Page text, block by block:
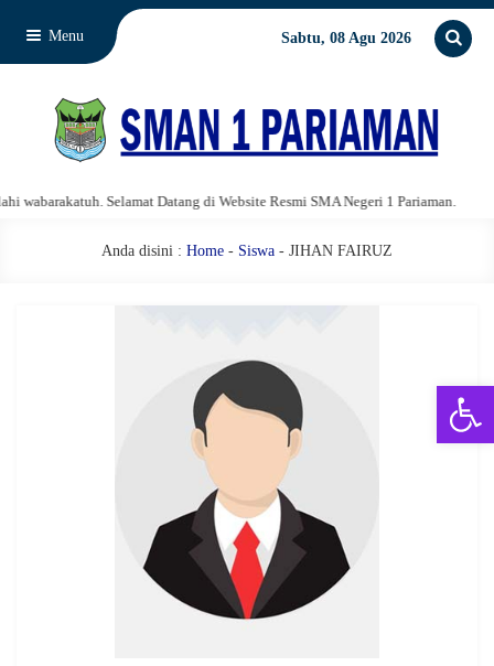
Menu Sabtu, 08 Agu 2026
Selamat Datang di Website Resmi SMA Negeri 1 Pariaman.
Anda disini : Home - Siswa - JIHAN FAIRUZ